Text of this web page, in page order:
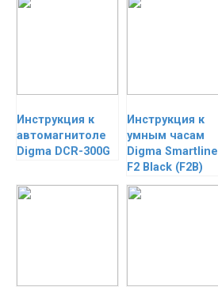
Инструкция к
автомагнитоле
Digma DCR-300G
Инструкция к
умным часам
Digma Smartline
F2 Black (F2B)